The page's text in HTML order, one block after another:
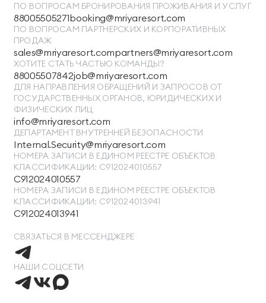
ПО ВОПРОСАМ БРОНИРОВАНИЯ ПРОЖИВАНИЯ И УСЛУГ
88005505271booking@mriyaresort.com
ПО ВОПРОСАМ ПАРТНЕРСКИХ И КОРПОРАТИВНЫХ
ПРОДАЖ
sales@mriyaresort.compartners@mriyaresort.com
ХОТИТЕ СТАТЬ ЧАСТЬЮ КОМАНДЫ?
88005507842job@mriyaresort.com
ДЛЯ НАПРАВЛЕНИЯ ОБРАЩЕНИЙ И ЗАПРОСОВ ОТ
ГОСУДАРСТВЕННЫХ ОРГАНОВ, ЮРИДИЧЕСКИХ И
ФИЗИЧЕСКИХ ЛИЦ
info@mriyaresort.com
ДЕПАРТАМЕНТ ВНУТРЕННЕЙ БЕЗОПАСНОСТИ
Internal.Security@mriyaresort.com
НОМЕРА ЗАПИСИ В ЕДИНОМ РЕЕСТРЕ ОБЪЕКТОВ
КЛАССИФИКАЦИИ: С912024010557
С912024010557
НОМЕРА ЗАПИСИ В ЕДИНОМ РЕЕСТРЕ ОБЪЕКТОВ
КЛАССИФИКАЦИИ: С912024013941
С912024013941
СВЯЗАТЬСЯ В МЕССЕНДЖЕРЕ
НАШИ СОЦСЕТИ